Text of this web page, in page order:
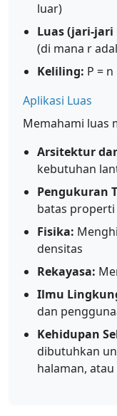
luar)
Luas (jari-
(di mana r
Keliling: P = n
Aplikasi Luas
Memahami luas
Arsitektur
kebutuhan
Pengukuran
batas properti
Fisika:
densitas
Rekayasa:
Ilmu
dan
Kehidupan
dibutuhkan
halaman,